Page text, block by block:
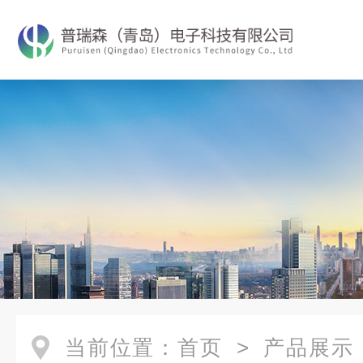
当前位置： 首页 > 产品展示